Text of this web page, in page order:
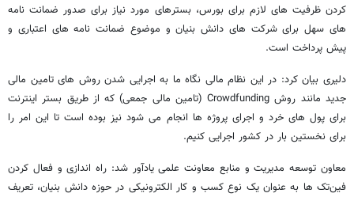
کردن ظرفیت های لازم برای بورس، بسترهای مورد نیاز برای صدور ضمانت نامه
های سهل برای شرکت های دانش بنیان و موضوع ضمانت نامه های اعتباری و
پیش پرداخت است.
دلیری بیان کرد: در این نظام مالی نگاه ما به اجرایی شدن روش های تامین مالی
جدید مانند روش Crowdfunding (تامین مالی جمعی) که از طریق بستر اینترنت
برای پول های خرد و اجرای پروژه ها انجام می شود نیز بوده است تا این امر را
برای نخستین بار در کشور اجرایی کنیم.
معاون توسعه مدیریت و منابع معاونت علمی یادآور شد: راه اندازی و فعال کردن
فین‌تک ها به عنوان یک نوع کسب و کار الکترونیکی در حوزه دانش بنیان، تعریف